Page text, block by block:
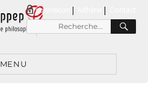
connexion |
Recherche
pour
MENU